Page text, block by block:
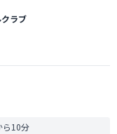
ラブ
ら10分